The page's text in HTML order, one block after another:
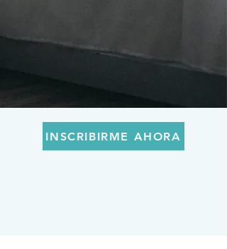
INSCRIBIRME AHORA